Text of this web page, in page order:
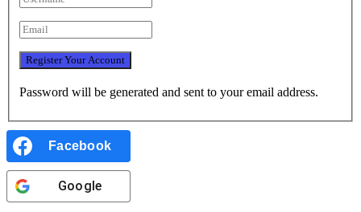
Password will be generated and sent to your email address.
Facebook
Google